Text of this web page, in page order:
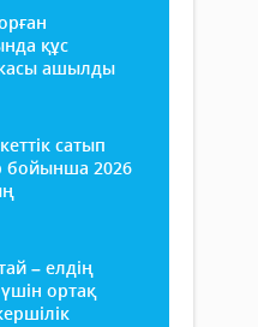
құс
ашылды
сатып
бойынша 2026
– елдің
ортақ